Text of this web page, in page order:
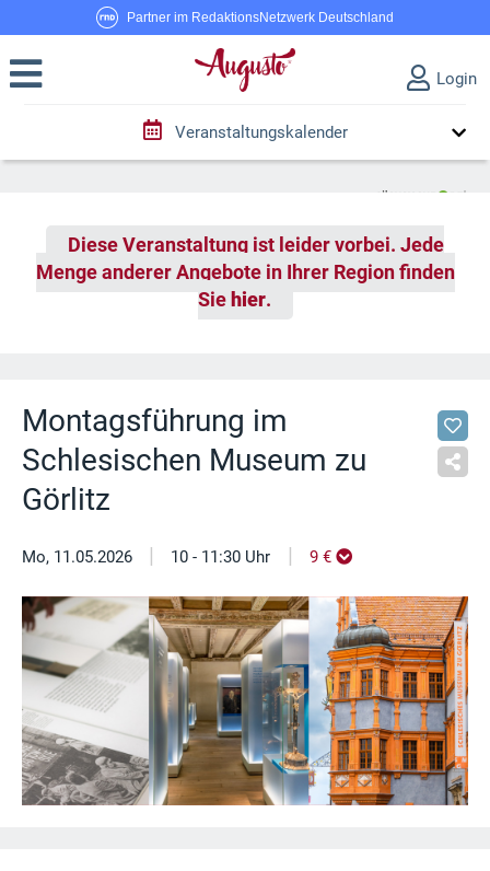
Partner im RedaktionsNetzwerk Deutschland
Login
Veranstaltungskalender
Diese Veranstaltung ist leider vorbei. Jede
Menge anderer Angebote in Ihrer Region finden
Sie hier.
Montagsführung im
Schlesischen Museum zu
Görlitz
Mo, 11.05.2026 | 10 - 11:30 Uhr | 9 €